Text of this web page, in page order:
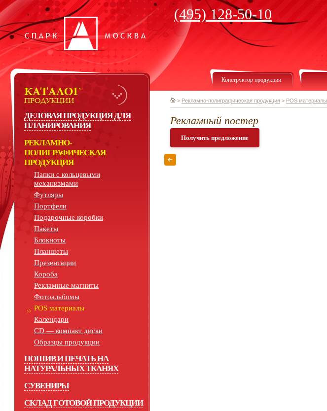
(495) 128-50-10
ДЕЛОВАЯ ПРОДУКЦИЯ ДЛЯ
ПЛАНИРОВАНИЯ
РЕКЛАМНО-
ПОЛИГРАФИЧЕСКАЯ
ПРОДУКЦИЯ
Папки с кольцевыми
механизмами
Футляры
Портфели
Подарочные коробки
Пакеты
Блокноты
Планшеты
Презентации
Короба
Рекламные магниты
Фотоальбомы
POS материалы
Календари
СD — компакт диски
Образцы продукции
ПОШИВ И ПЕЧАТЬ НА
НАТУРАЛЬНЫХ ТКАНЯХ
СУВЕНИРЫ
СКЛАД ГОТОВОЙ ПРОДУКЦИИ
Конструктор продукции
> Рекламно-полиграфическая продукция > POS материалы
Рекламный постер
Получить предложение